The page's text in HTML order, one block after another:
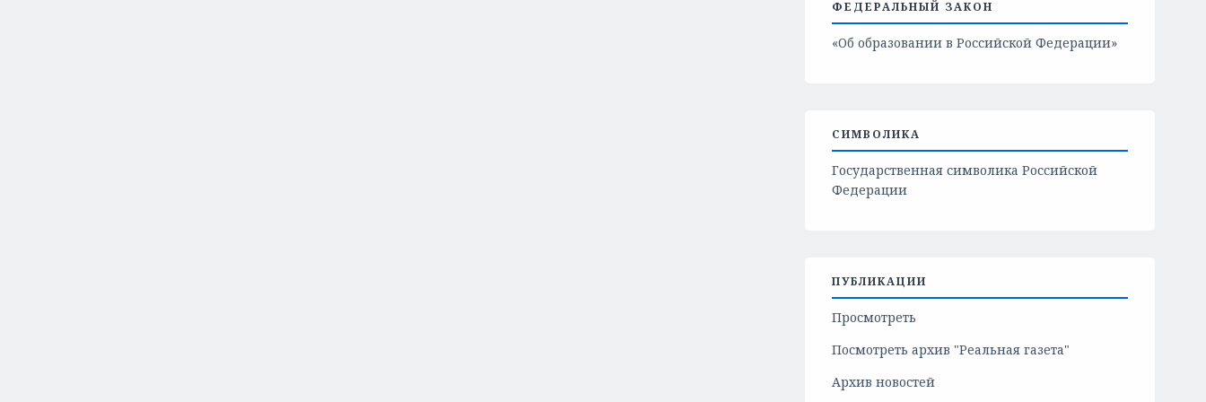
ФЕДЕРАЛЬНЫЙ ЗАКОН
«Об образовании в Российской Федерации»
СИМВОЛИКА
Государственная символика Российской
Федерации
ПУБЛИКАЦИИ
Просмотреть
Посмотреть архив "Реальная газета"
Архив новостей